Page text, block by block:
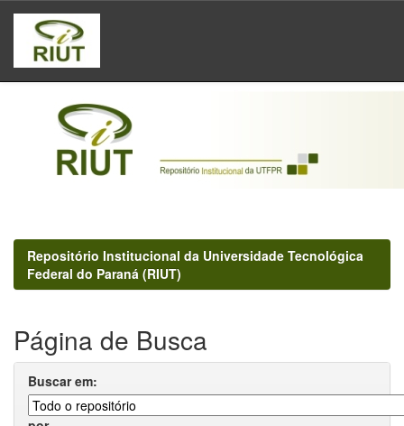
Skip
navigation
Repositório Institucional da Universidade Tecnológica
Federal do Paraná (RIUT)
Página de Busca
Buscar em: